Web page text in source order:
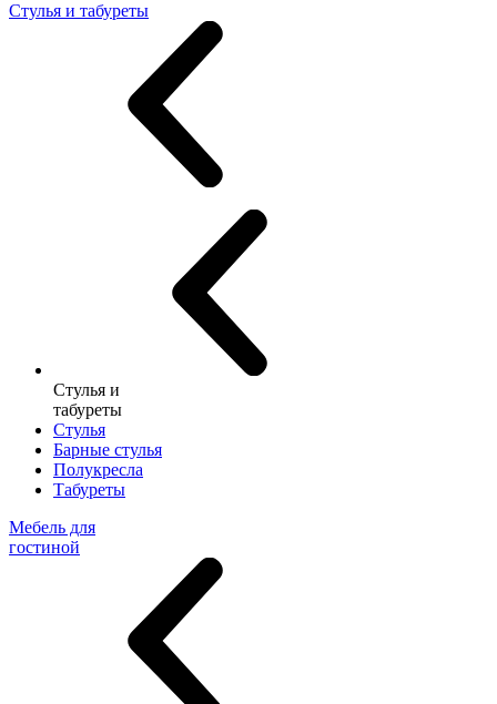
Стулья и табуреты
Стулья и
табуреты
Стулья
Барные стулья
Полукресла
Табуреты
Мебель для
гостиной